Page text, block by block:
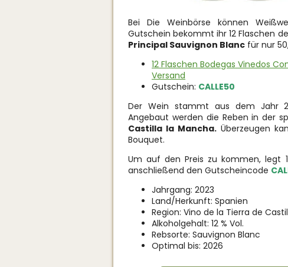
Bei Die Weinbörse können
Gutschein bekommt ihr 12 Flaschen
Principal Sauvignon Blanc für nur
12 Flaschen Bodegas Vinedos
Versand
Gutschein: CALLE50
Der Wein stammt aus dem Jahr
Angebaut werden die Reben in der
Castilla la Mancha. Überzeugen
Bouquet.
Um auf den Preis zu kommen, legt
anschließend den Gutscheincode
Jahrgang: 2023
Land/Herkunft: Spanien
Region: Vino de la Tierra de
Alkoholgehalt: 12 % Vol.
Rebsorte: Sauvignon Blanc
Optimal bis: 2026